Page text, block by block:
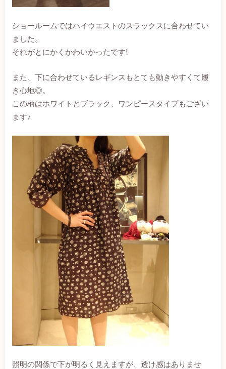
ショールームではハイウエストのスラックスに合わせてい
ました。
それがとにかくかわいかったです!
また、下に合わせているレギンスもとても動きやすくて履
き心地◎。
この柄はホワイトとブラック、ワンピースタイプもござい
ます♪
照明の関係で下が明るく見えますが、透け感はありませ